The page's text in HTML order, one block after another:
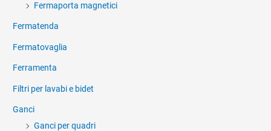
Fermaporta magnetici
Fermatenda
Fermatovaglia
Ferramenta
Filtri per lavabi e bidet
Ganci
Ganci per quadri